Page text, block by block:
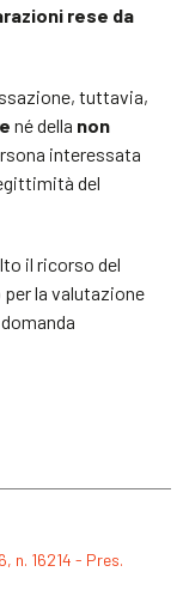
rese da
tuttavia,
né della non
interessata
del
il ricorso del
per la valutazione
n. 16214 - Pres.